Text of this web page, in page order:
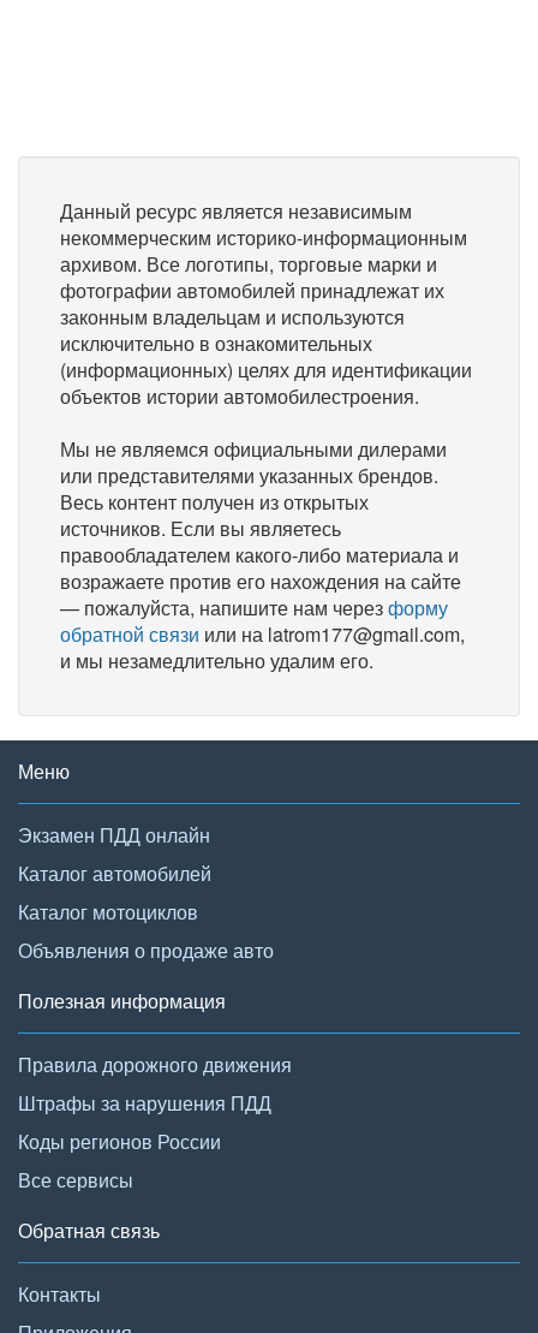
Данный ресурс является независимым
некоммерческим историко-информационным
архивом. Все логотипы, торговые марки и
фотографии автомобилей принадлежат их
законным владельцам и используются
исключительно в ознакомительных
(информационных) целях для идентификации
объектов истории автомобилестроения.
Мы не являемся официальными дилерами
или представителями указанных брендов.
Весь контент получен из открытых
источников. Если вы являетесь
правообладателем какого-либо материала и
возражаете против его нахождения на сайте
— пожалуйста, напишите нам черезформу
обратной связи или на latrom177@gmail.com,
и мы незамедлительно удалим его.
Меню
Экзамен ПДД онлайн
Каталог автомобилей
Каталог мотоциклов
Объявления о продаже авто
Полезная информация
Правила дорожного движения
Штрафы за нарушения ПДД
Коды регионов России
Все сервисы
Обратная связь
Контакты